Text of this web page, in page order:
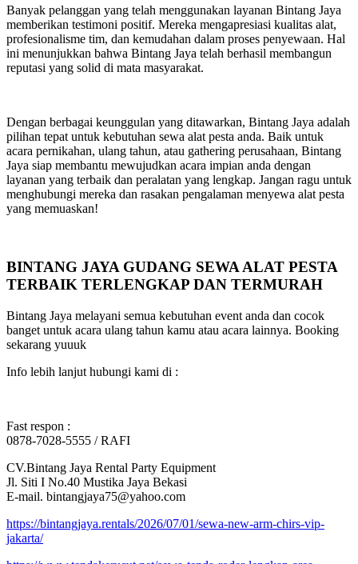
Banyak pelanggan yang telah menggunakan layanan Bintang Jaya
memberikan testimoni positif. Mereka mengapresiasi kualitas alat,
profesionalisme tim, dan kemudahan dalam proses penyewaan. Hal
ini menunjukkan bahwa Bintang Jaya telah berhasil membangun
reputasi yang solid di mata masyarakat.
Dengan berbagai keunggulan yang ditawarkan, Bintang Jaya adalah
pilihan tepat untuk kebutuhan sewa alat pesta anda. Baik untuk
acara pernikahan, ulang tahun, atau gathering perusahaan, Bintang
Jaya siap membantu mewujudkan acara impian anda dengan
layanan yang terbaik dan peralatan yang lengkap. Jangan ragu untuk
menghubungi mereka dan rasakan pengalaman menyewa alat pesta
yang memuaskan!
BINTANG JAYA GUDANG SEWA ALAT PESTA
TERBAIK TERLENGKAP DAN TERMURAH
Bintang Jaya melayani semua kebutuhan event anda dan cocok
banget untuk acara ulang tahun kamu atau acara lainnya. Booking
sekarang yuuuk
Info lebih lanjut hubungi kami di :
Fast respon :
0878-7028-5555 / RAFI
CV.Bintang Jaya Rental Party Equipment
Jl. Siti I No.40 Mustika Jaya Bekasi
E-mail. bintangjaya75@yahoo.com
https://bintangjaya.rentals/2026/07/01/sewa-new-arm-chirs-vip-
jakarta/